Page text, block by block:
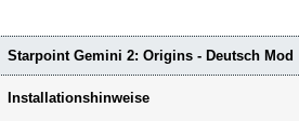
Starpoint Gemini 2: Origins - Deutsch Mod
Installationshinweise